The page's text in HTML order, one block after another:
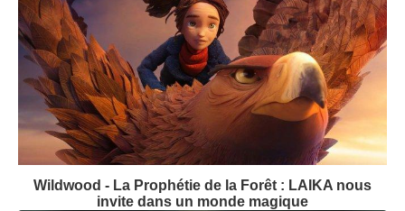
Wildwood - La Prophétie de la Forêt : LAIKA nous
invite dans un monde magique